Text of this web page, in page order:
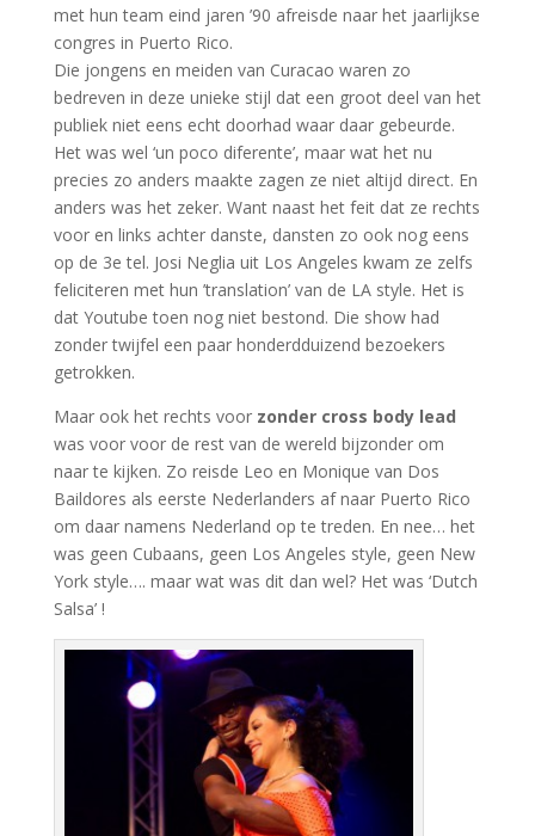
met hun team eind jaren ’90 afreisde naar het jaarlijkse
congres in Puerto Rico.
Die jongens en meiden van Curacao waren zo
bedreven in deze unieke stijl dat een groot deel van het
publiek niet eens echt doorhad waar daar gebeurde.
Het was wel ‘un poco diferente’, maar wat het nu
precies zo anders maakte zagen ze niet altijd direct. En
anders was het zeker. Want naast het feit dat ze rechts
voor en links achter danste, dansten zo ook nog eens
op de 3e tel. Josi Neglia uit Los Angeles kwam ze zelfs
feliciteren met hun ’translation’ van de LA style. Het is
dat Youtube toen nog niet bestond. Die show had
zonder twijfel een paar honderdduizend bezoekers
getrokken.
Maar ook het rechts voor zonder cross body lead
was voor voor de rest van de wereld bijzonder om
naar te kijken. Zo reisde Leo en Monique van Dos
Baildores als eerste Nederlanders af naar Puerto Rico
om daar namens Nederland op te treden. En nee… het
was geen Cubaans, geen Los Angeles style, geen New
York style…. maar wat was dit dan wel? Het was ‘Dutch
Salsa’ !